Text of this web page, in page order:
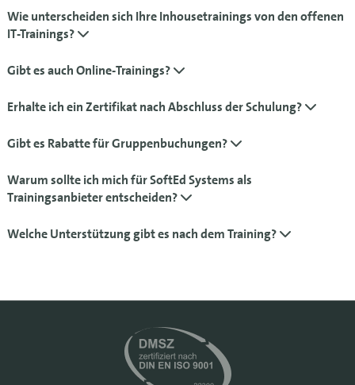
Wie unterscheiden sich Ihre Inhousetrainings von den offenen
IT-Trainings?
Gibt es auch Online-Trainings?
Erhalte ich ein Zertifikat nach Abschluss der Schulung?
Gibt es Rabatte für Gruppenbuchungen?
Warum sollte ich mich für SoftEd Systems als
Trainingsanbieter entscheiden?
Welche Unterstützung gibt es nach dem Training?